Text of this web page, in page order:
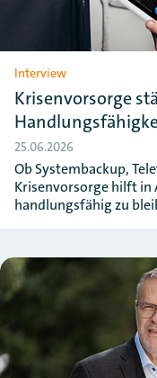
Interview
Krisenvorsorge
25.06.2026
Ob Systembackup,
Krisenvorsorge hilft
handlungsfähig zu